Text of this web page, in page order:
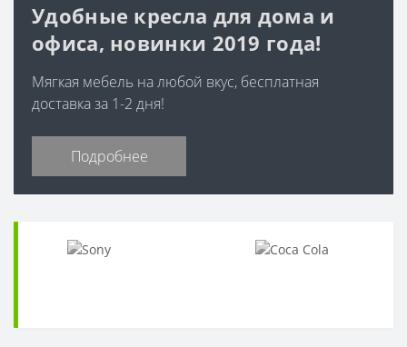
Удобные кресла для дома и
офиса, новинки 2019 года!
Мягкая мебель на любой вкус, бесплатная
доставка за 1-2 дня!
Подробнее